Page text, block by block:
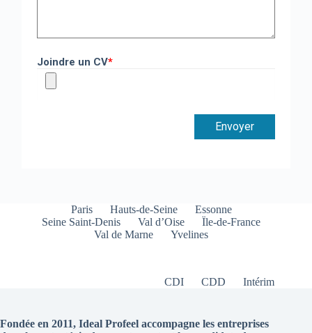
Joindre un CV*
Envoyer
Paris Hauts-de-Seine
Essonne
Seine Saint-Denis
Val d’Oise
Ïle-de-France
Val de Marne
Yvelines
CDI CDD Intérim
Fondée en 2011, Ideal Profeel accompagne les entreprises